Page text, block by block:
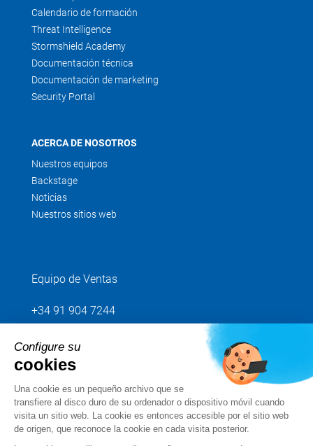
Calendario de formación
Threat Intelligence
Stormshield Academy
Documentación técnica
Documentación de marketing
Security Portal
ACERCA DE NOSOTROS
Nuestros equipos
Backstage
Noticias
Nuestros sitios web
Equipo de Ventas
+34 91 904 7244
Envíenos su petición
Síganos
Configure su
cookies
Una cookie es un pequeño archivo que se
transfiere al disco duro de su ordenador o dispositivo móvil cuando
visita un sitio web. La cookie es entonces accesible por el sitio web
de origen, que reconoce la cookie en cada visita posterior.